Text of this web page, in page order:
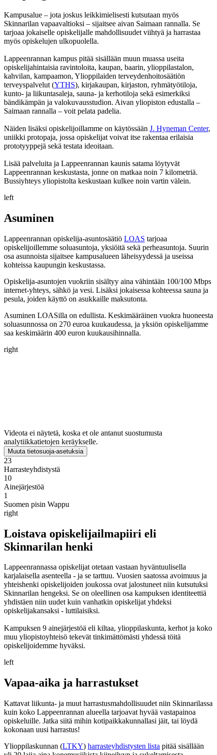
Kampusalue – jota joskus leikkimielisesti kutsutaan myös
Skinnarilan vapaavaltioksi – sijaitsee aivan Saimaan rannalla. Se
tarjoaa jokaiselle opiskelijalle mahdollisuudet viihtyä ja harrastaa
myös opiskelujen ulkopuolella.
Lappeenrannan kampus pitää sisällään muun muassa useita
opiskelijahintaisia ravintoloita, kaupan, baarin, ylioppilastalon,
kahvilan, kampaamon, Ylioppilaiden terveydenhoitosäätiön
terveyspalvelut (YTHS), kirjakaupan, kirjaston, ryhmätyötiloja,
kunto- ja liikuntasaleja, sauna- ja kerhotiloja sekä esimerkiksi
bändikämpän ja valokuvausstudion. Aivan yliopiston edustalla –
Saimaan rannalla – voit pelata padelia.
Näiden lisäksi opiskelijoillamme on käytössään J. Hyneman Center,
uniikki protopaja, jossa opiskelijat voivat itse rakentaa erilaisia
prototyyppejä sekä testata ideoitaan.
Lisää palveluita ja Lappeenrannan kaunis satama löytyvät
Lappeenrannan keskustasta, jonne on matkaa noin 7 kilometriä.
Bussiyhteys yliopistolta keskustaan kulkee noin vartin välein.
left
Asuminen
Lappeenrannan opiskelija-asuntosäätiö LOAS tarjoaa
opiskelijoillemme soluasuntoja, yksiöitä sekä perheasuntoja. Suurin
osa asunnoista sijaitsee kampusalueen läheisyydessä ja useissa
kohteissa kaupungin keskustassa.
Opiskelija-asuntojen vuokriin sisältyy aina vähintään 100/100 Mbps
internet-yhteys, sähkö ja vesi. Lisäksi jokaisessa kohteessa sauna ja
pesula, joiden käyttö on asukkaille maksutonta.
Asuminen LOASilla on edullista. Keskimääräinen vuokra huoneesta
soluasunnossa on 270 euroa kuukaudessa, ja yksiön opiskelijamme
saa keskimäärin 400 euron kuukausihinnalla.
right
Videota ei näytetä, koska et ole antanut suostumusta
analytiikkatietojen keräykselle.
Muuta tietosuoja-asetuksia
23
Harrasteyhdistystä
10
Ainejärjestöä
1
Suomen pisin Wappu
right
Loistava opiskelijailmapiiri eli
Skinnarilan henki
Lappeenrannassa opiskelijat otetaan vastaan hyväntuulisella
karjalaisella asenteella - ja se tarttuu. Vuosien saatossa avoimuus ja
yhteishenki opiskelijoiden joukossa ovat jalostuneet niin kutsutuksi
Skinnarilan hengeksi. Se on oleellinen osa kampuksen identiteettiä
yhdistäen niin uudet kuin vanhatkin opiskelijat yhdeksi
opiskelijakansaksi - luttilaisiksi.
Kampuksen 9 ainejärjestöä eli kiltaa, ylioppilaskunta, kerhot ja koko
muu yliopistoyhteisö tekevät tinkimättömästi yhdessä töitä
opiskelijoidemme hyväksi.
left
Vapaa-aika ja harrastukset
Kattavat liikunta- ja muut harrastusmahdollisuudet niin Skinnarilassa
kuin koko Lappeenrannan alueella tarjoavat hyvää vastapainoa
opiskeluille. Jatka siitä mihin kotipaikkakunnallasi jäit, tai löydä
kokonaan uusi harrastus!
Ylioppilaskunnan (LTKY) harrasteyhdistysten lista pitää sisällään